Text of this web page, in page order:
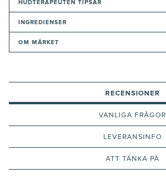
HUDTERAPEUTEN TIPSAR
INGREDIENSER
OM MÄRKET
RECENSIONER
VANLIGA FRÅGOR
LEVERANSINFO
ATT TÄNKA PÅ